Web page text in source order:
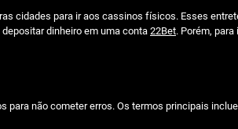
cidades para ir aos cassinos físicos. Esses
dinheiro em uma conta 22Bet. Porém,
não cometer erros. Os termos principais